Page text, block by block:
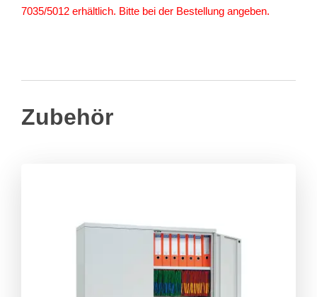
7035/5012 erhältlich. Bitte bei der Bestellung angeben.
Zubehör